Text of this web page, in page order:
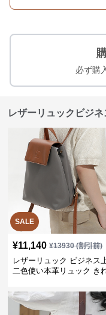
必ず購
レザーリュックビジ
SALE
¥11,140 ¥13930(割引前)
レザーリュック ビジネス
二色使い本革リュック き